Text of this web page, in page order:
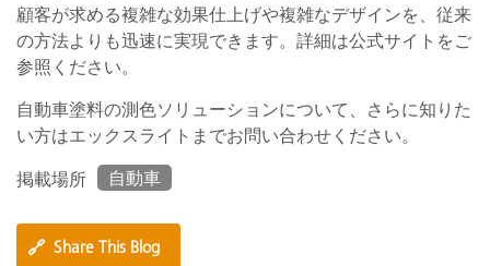
顧客が求める複雑な効果仕上げや複雑なデザインを、従来
の方法よりも迅速に実現できます。詳細は公式サイトをご
参照ください。
自動車塗料の測色ソリューションについて、さらに知りた
い方はエックスライトまでお問い合わせください。
掲載場所
自動車
🔗 Share This Blog